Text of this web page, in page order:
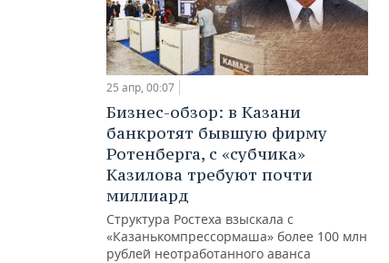
25 апр, 00:07
Бизнес-обзор: в Казани
банкротят бывшую фирму
Ротенберга, с «субчика»
Казилова требуют почти
миллиард
Структура Ростеха взыскала с
«Казанькомпрессормаша» более 100 млн
рублей неотработанного аванса